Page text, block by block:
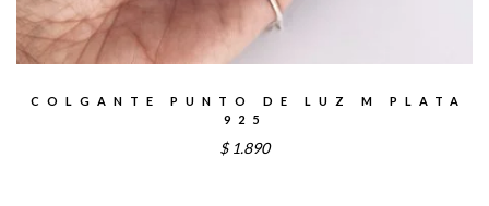
COLGANTE PUNTO DE LUZ M PLATA
925
$ 1.890